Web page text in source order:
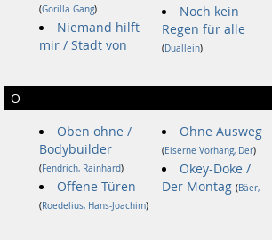
(Gorilla Gang)
Niemand hilft
mir / Stadt von
Noch kein
Regen für alle
(Duallein)
O
Oben ohne /
Bodybuilder
(Fendrich, Rainhard)
Offene Türen
(Roedelius, Hans-Joachim)
Ohne Ausweg
(Eiserne Vorhang, Der)
Okey-Doke /
Der Montag (Bäer,